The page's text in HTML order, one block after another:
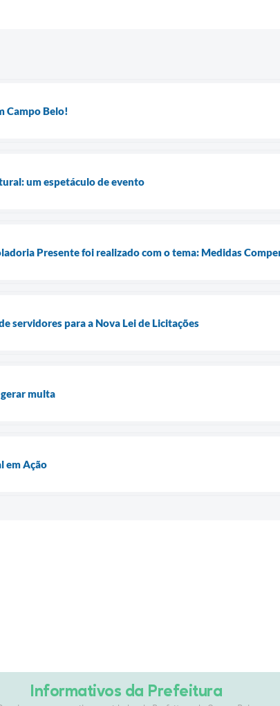
Campo Belo!
um espetáculo de evento
Presente foi realizado com o tema: Medidas
servidores para a Nova Lei de Licitações
multa
em Ação
Informativos da Prefeitura